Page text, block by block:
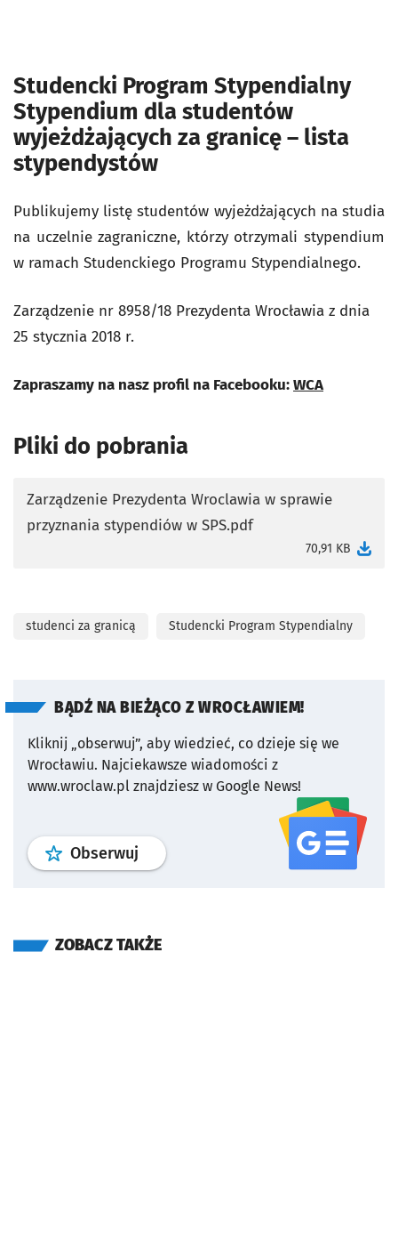
Studencki Program Stypendialny
Stypendium dla studentów
wyjeżdżających za granicę – lista
stypendystów
Publikujemy listę studentów wyjeżdżających na studia
na uczelnie zagraniczne, którzy otrzymali stypendium
w ramach Studenckiego Programu Stypendialnego.
Zarządzenie nr 8958/18 Prezydenta Wrocławia z dnia
25 stycznia 2018 r.
Zapraszamy na nasz profil na Facebooku:WCA
Pliki do pobrania
Zarządzenie Prezydenta Wroclawia w sprawie
przyznania stypendiów w SPS.pdf
70,91 KB
otworzy się w nowej karcie
studenci za granicą Studencki Program Stypendialny
BĄDŹ NA BIEŻĄCO Z WROCŁAWIEM!
Kliknij „obserwuj”, aby wiedzieć, co dzieje się we
Wrocławiu. Najciekawsze wiadomości z
www.wroclaw.pl znajdziesz w Google News!
Obserwuj profil serwisu
ZOBACZ TAKŻE